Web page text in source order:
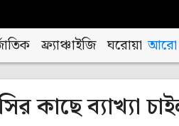
ফ্র্যাঞ্চাইজি ঘরোয়া আরো
কাছে ব্যাখ্যা